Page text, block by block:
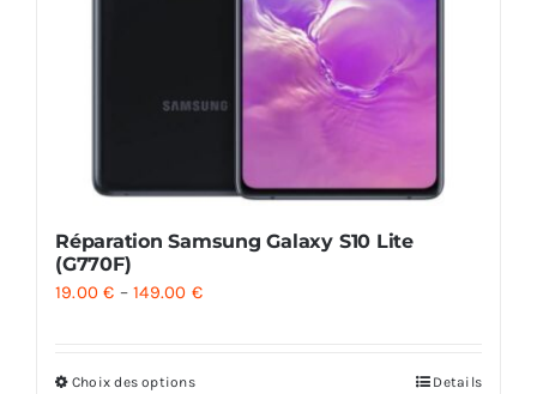
Réparation Samsung Galaxy S10 Lite
(G770F)
19.00€ –149.00 €
Choix des options Details